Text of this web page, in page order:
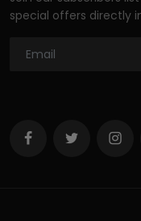
special offers directly